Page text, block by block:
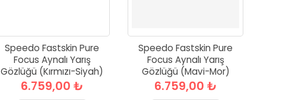
Speedo Fastskin Pure
Focus Aynalı Yarış
Gözlüğü (Kırmızı-Siyah)
6.759,00 ₺
Speedo Fastskin Pure
Focus Aynalı Yarış
Gözlüğü (Mavi-Mor)
6.759,00 ₺